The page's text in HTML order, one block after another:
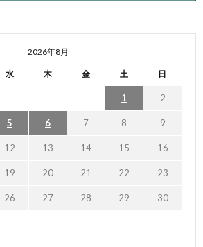
2026年8月
水 木 金 土 日
1 2
5 6 7 8 9
12 13 14 15 16
19 20 21 22 23
26 27 28 29 30